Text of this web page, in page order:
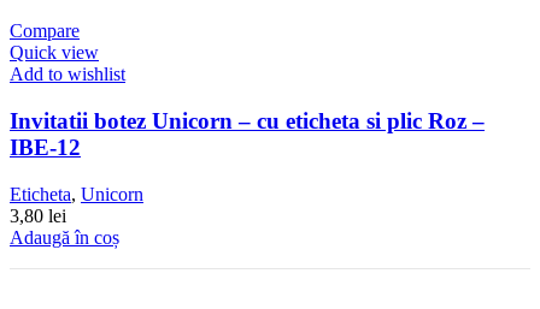
Compare
Quick view
Add to wishlist
Invitatii botez Unicorn – cu eticheta si plic Roz –
IBE-12
Eticheta, Unicorn
3,80 lei
Adaugă în coș